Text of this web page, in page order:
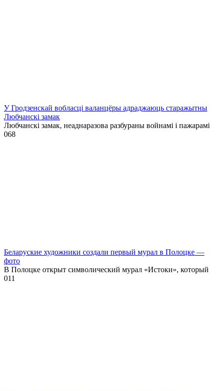
У Гродзенскай вобласці валанцёры адраджаюць старажытны
Любчанскі замак
Любчанскі замак, неаднаразова разбураны войнамі і пажарамі
068
Беларуские художники создали первый мурал в Полоцке —
фото
В Полоцке открыт символический мурал «Истоки», который
011